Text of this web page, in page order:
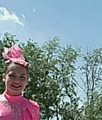
взгляд
в